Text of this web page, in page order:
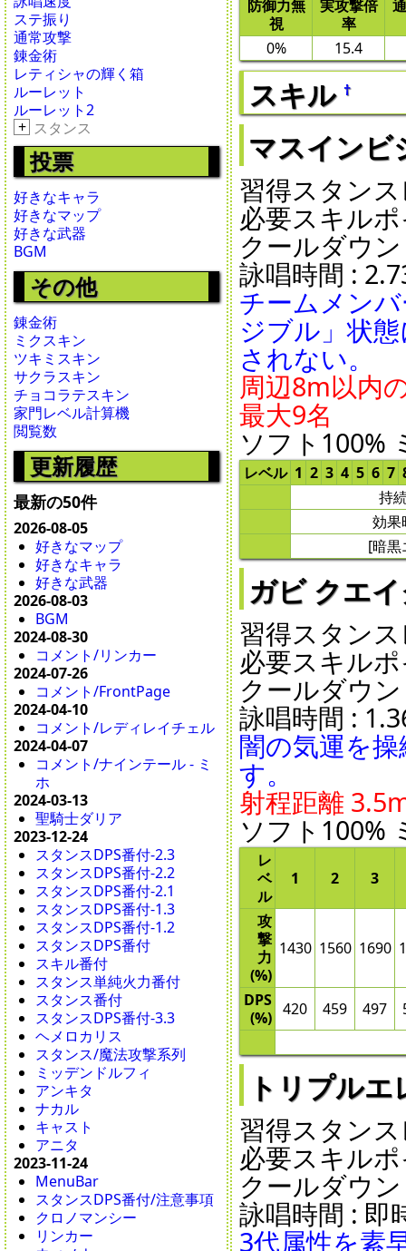
ステ振り
通常攻撃
錬金術
レティシャの輝く箱
ルーレット
ルーレット2
+ スタンス
投票
好きなキャラ
好きなマップ
好きな武器
BGM
その他
錬金術
ミクスキン
ツキミスキン
サクラスキン
チョコラテスキン
家門レベル計算機
閲覧数
更新履歴
最新の50件
2026-08-05
好きなマップ
好きなキャラ
好きな武器
2026-08-03
BGM
2024-08-30
コメント/リンカー
2024-07-26
コメント/FrontPage
2024-04-10
コメント/レディレイチェル
2024-04-07
コメント/ナインテール - ミ
ホ
2024-03-13
聖騎士ダリア
2023-12-24
スタンスDPS番付-2.3
スタンスDPS番付-2.2
スタンスDPS番付-2.1
スタンスDPS番付-1.3
スタンスDPS番付-1.2
スタンスDPS番付
スキル番付
スタンス単純火力番付
スタンス番付
スタンスDPS番付-3.3
ヘメロカリス
スタンス/魔法攻撃系列
ミッデンドルフィ
アンキタ
ナカル
キャスト
アニタ
2023-11-24
MenuBar
スタンスDPS番付/注意事項
クロノマンシー
リンカー
防御力無
視
実攻撃倍
率
0% 15.4
スキル †
マスイン
習得スタン
必要スキル
クールダウ
詠唱時間 :
チームメン
ジブル」状
されない。
周辺8m以内
最大9名
ソフト100%
レベル 1 2 3 4 5 6 7
持
効果
[暗黒
ガビ クエ
習得スタン
必要スキル
クールダウ
詠唱時間 :
闇の気運を
す。
射程距離
ソフト100%
レ
ベ
ル
1 2 3
攻
撃
力
(%)
1430 1560 1690
DPS
(%) 420 459 497
トリプル
習得スタン
必要スキル
クールダウ
詠唱時間 : 即
3代属性を素